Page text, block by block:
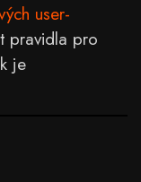
user-
pravidla pro
je